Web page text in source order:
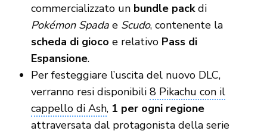
commercializzato un bundle packdi
Pokémon Spada e Scudo, contenente la
scheda di gioco e relativo Pass di
Espansione.
Per festeggiare l’uscita del nuovo DLC,
verranno resi disponibili 8 Pikachu con il
cappello di Ash, 1 per ogni regione
attraversata dal protagonista della serie